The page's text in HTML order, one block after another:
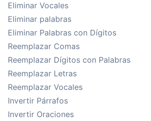
Eliminar Vocales
Eliminar palabras
Eliminar Palabras con Dígitos
Reemplazar Comas
Reemplazar Dígitos con Palabras
Reemplazar Letras
Reemplazar Vocales
Invertir Párrafos
Invertir Oraciones